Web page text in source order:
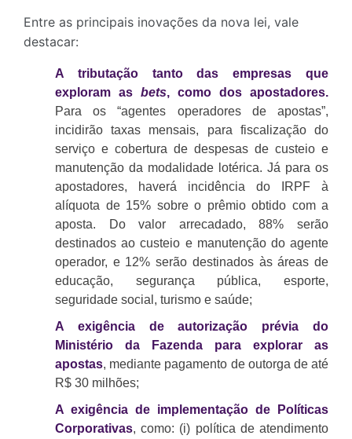
Entre as principais inovações da nova lei, vale
destacar:
A tributação tanto das empresas que
exploram as bets, como dos apostadores.
Para os “agentes operadores de apostas”,
incidirão taxas mensais, para fiscalização do
serviço e cobertura de despesas de custeio e
manutenção da modalidade lotérica. Já para os
apostadores, haverá incidência do IRPF à
alíquota de 15% sobre o prêmio obtido com a
aposta. Do valor arrecadado, 88% serão
destinados ao custeio e manutenção do agente
operador, e 12% serão destinados às áreas de
educação, segurança pública, esporte,
seguridade social, turismo e saúde;
A exigência de autorização prévia do
Ministério da Fazenda para explorar as
apostas, mediante pagamento de outorga de até
R$ 30 milhões;
A exigência de implementação de Políticas
Corporativas, como: (i) política de atendimento